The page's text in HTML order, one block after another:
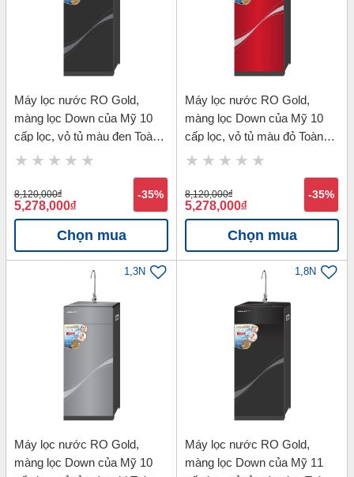
Máy lọc nước RO Gold,
màng lọc Down của Mỹ 10
cấp lọc, vỏ tủ màu đen Toàn
Mỹ TMK-71410B
8,120,000đ
5,278,000đ
-35%
Chọn mua
Máy lọc nước RO Gold,
màng lọc Down của Mỹ 10
cấp lọc, vỏ tủ màu đỏ Toàn
Mỹ TMK-71410R
8,120,000đ
5,278,000đ
-35%
Chọn mua
1,3N
Máy lọc nước RO Gold,
màng lọc Down của Mỹ 10
1,8N
Máy lọc nước RO Gold,
màng lọc Down của Mỹ 11